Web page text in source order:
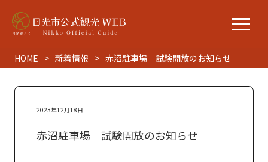
HOME 新着情報 赤沼駐車場 試験開放のお知らせ
2023年12月18日
赤沼駐車場 試験開放のお知らせ